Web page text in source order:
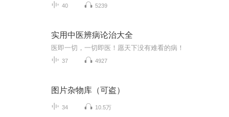
40 5239
实用中医辨病论治大全
医即一切，一切即医！愿天下没有难看的病！
37 4927
图片杂物库（可盗）
34 10.5万